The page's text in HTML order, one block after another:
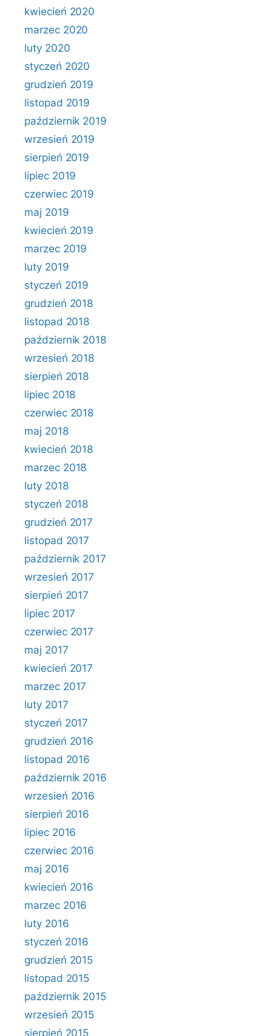
kwiecień 2020
marzec 2020
luty 2020
styczeń 2020
grudzień 2019
listopad 2019
październik 2019
wrzesień 2019
sierpień 2019
lipiec 2019
czerwiec 2019
maj 2019
kwiecień 2019
marzec 2019
luty 2019
styczeń 2019
grudzień 2018
listopad 2018
październik 2018
wrzesień 2018
sierpień 2018
lipiec 2018
czerwiec 2018
maj 2018
kwiecień 2018
marzec 2018
luty 2018
styczeń 2018
grudzień 2017
listopad 2017
październik 2017
wrzesień 2017
sierpień 2017
lipiec 2017
czerwiec 2017
maj 2017
kwiecień 2017
marzec 2017
luty 2017
styczeń 2017
grudzień 2016
listopad 2016
październik 2016
wrzesień 2016
sierpień 2016
lipiec 2016
czerwiec 2016
maj 2016
kwiecień 2016
marzec 2016
luty 2016
styczeń 2016
grudzień 2015
listopad 2015
październik 2015
wrzesień 2015
sierpień 2015